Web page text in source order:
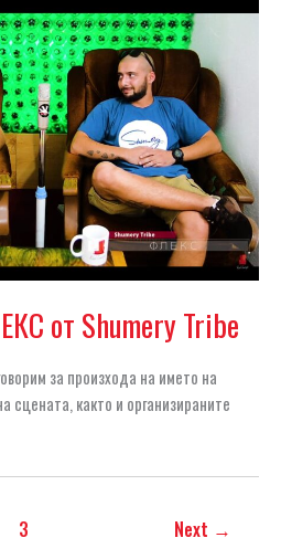
от Shumery Tribe
за произхода на името на
сцената, както и организираните
3 Next →